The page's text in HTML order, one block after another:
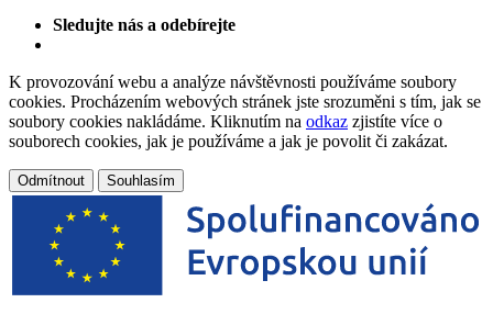
Sledujte nás a odebírejte
K provozování webu a analýze návštěvnosti používáme soubory
cookies. Procházením webových stránek jste srozuměni s tím, jak se
soubory cookies nakládáme. Kliknutím na odkaz zjistíte více o
souborech cookies, jak je používáme a jak je povolit či zakázat.
Odmítnout Souhlasím